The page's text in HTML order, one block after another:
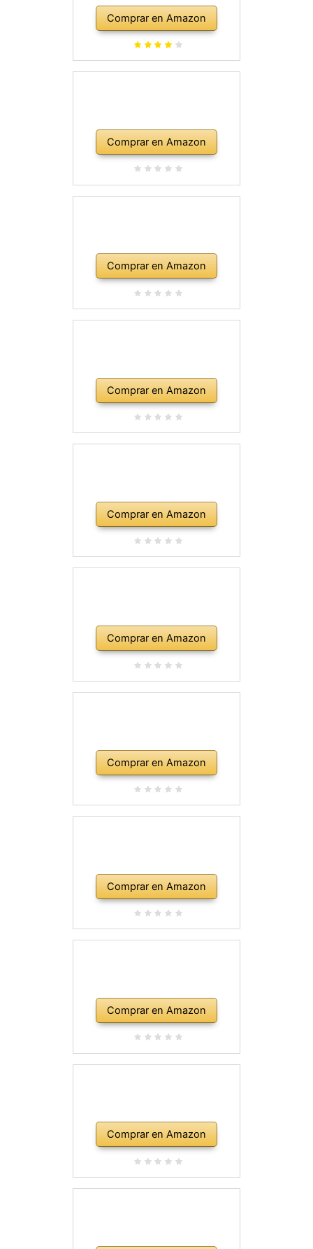
Comprar en Amazon
Comprar en Amazon
Comprar en Amazon
Comprar en Amazon
Comprar en Amazon
Comprar en Amazon
Comprar en Amazon
Comprar en Amazon
Comprar en Amazon
Comprar en Amazon